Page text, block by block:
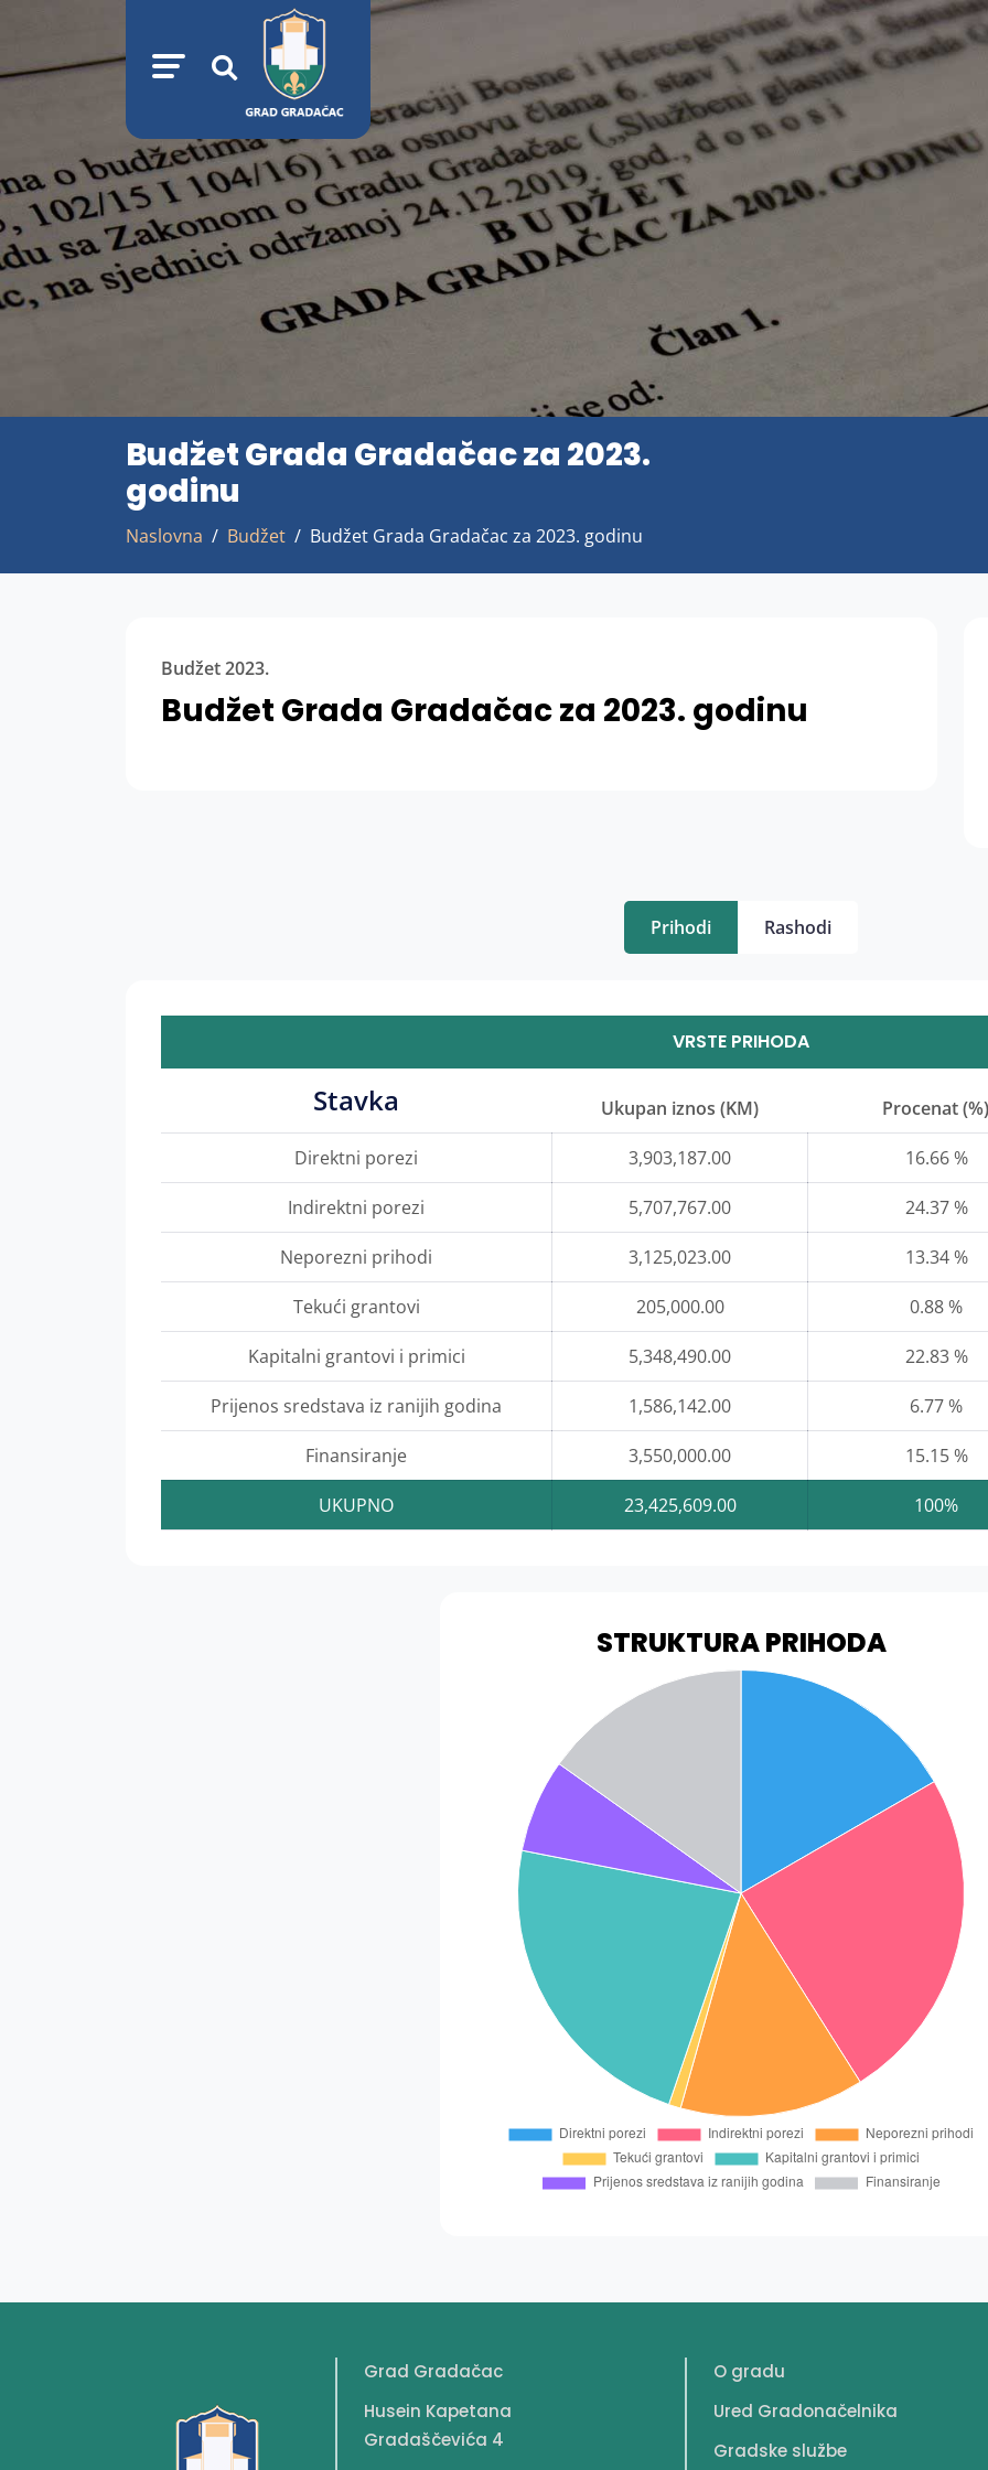
Budžet Grada Gradačac za 2023.
godinu
Naslovna Budžet Budžet Grada Gradačac za 2023. godinu
Budžet 2023.
Budžet Grada Gradačac za 2023. godinu
Prihodi Rashodi
VRSTE PRIHODA
Stavka Ukupan iznos (KM) Procenat (%)
Direktni porezi 3,903,187.00 16.66 %
Indirektni porezi 5,707,767.00 24.37 %
Neporezni prihodi 3,125,023.00 13.34 %
Tekući grantovi 205,000.00 0.88 %
Kapitalni grantovi i primici 5,348,490.00 22.83 %
Prijenos sredstava iz ranijih godina 1,586,142.00 6.77 %
Finansiranje 3,550,000.00 15.15 %
UKUPNO 23,425,609.00 100%
STRUKTURA PRIHODA
Grad Gradačac
Husein Kapetana
Gradaščevića 4
O gradu
Ured Gradonačelnika
Gradske službe